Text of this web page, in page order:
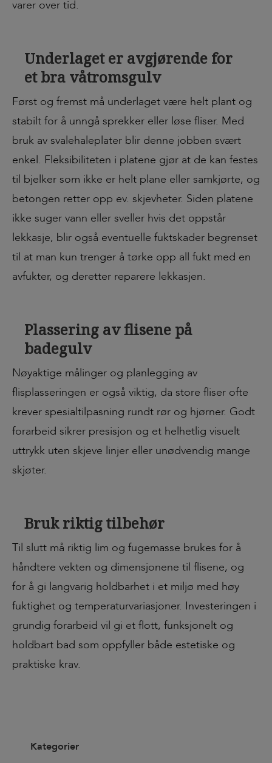
varer over tid.
Underlaget er avgjørende for
et bra våtromsgulv
Først og fremst må underlaget være helt plant og
stabilt for å unngå sprekker eller løse fliser. Med
bruk av svalehaleplater blir denne jobben svært
enkel. Fleksibiliteten i platene gjør at de kan festes
til bjelker som ikke er helt plane eller samkjørte, og
betongen retter opp ev. skjevheter. Siden platene
ikke suger vann eller sveller hvis det oppstår
lekkasje, blir også eventuelle fuktskader begrenset
til at man kun trenger å tørke opp all fukt med en
avfukter, og deretter reparere lekkasjen.
Plassering av flisene på
badegulv
Nøyaktige målinger og planlegging av
flisplasseringen er også viktig, da store fliser ofte
krever spesialtilpasning rundt rør og hjørner. Godt
forarbeid sikrer presisjon og et helhetlig visuelt
uttrykk uten skjeve linjer eller unødvendig mange
skjøter.
Bruk riktig tilbehør
Til slutt må riktig lim og fugemasse brukes for å
håndtere vekten og dimensjonene til flisene, og
for å gi langvarig holdbarhet i et miljø med høy
fuktighet og temperaturvariasjoner. Investeringen i
grundig forarbeid vil gi et flott, funksjonelt og
holdbart bad som oppfyller både estetiske og
praktiske krav.
Kategorier